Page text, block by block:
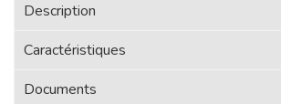
Description
Caractéristiques
Documents